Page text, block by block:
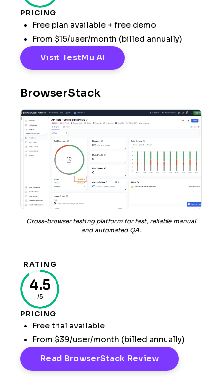
PRICING
Free plan available + free demo
From $15/user/month (billed annually)
Visit TestMu AI Opens New Window
BrowserStack
Cross-browser testing platform for fast, reliable manual
and automated QA.
RATING
4.5
/5
PRICING
Free trial available
From $39/user/month (billed annually)
Read BrowserStack ReviewOpens New